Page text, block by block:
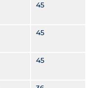
45
45
45